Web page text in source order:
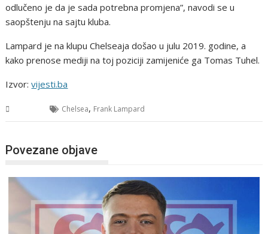
odlučeno je da je sada potrebna promjena”, navodi se u
saopštenju na sajtu kluba.
Lampard je na klupu Chelseaja došao u julu 2019. godine, a
kako prenose mediji na toj poziciji zamijeniće ga Tomas Tuhel.
Izvor:vijesti.ba
Chelsea, Frank Lampard
Povezane objave